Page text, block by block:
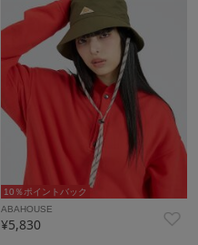
10％ポイントバック
ABAHOUSE
¥5,830